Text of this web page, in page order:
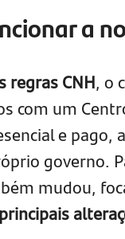
a
regras CNH, o
com um
e
governo.
mudou,